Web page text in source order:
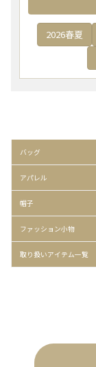
2026春夏
バッグ
アパレル
帽子
ファッション小物
取り扱いアイテム一覧